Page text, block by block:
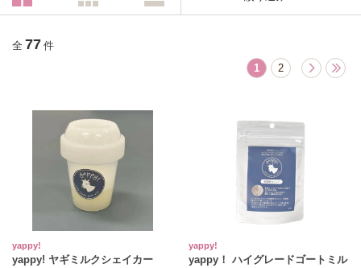
全 77 件
1
2
yappy!
yappy! ヤギミルクシェイカー
yappy!
yappy！ ハイグレードゴートミル